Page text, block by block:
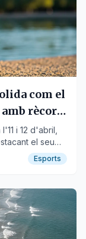
com el
rècord
i 12 d'abril,
el seu
Esports